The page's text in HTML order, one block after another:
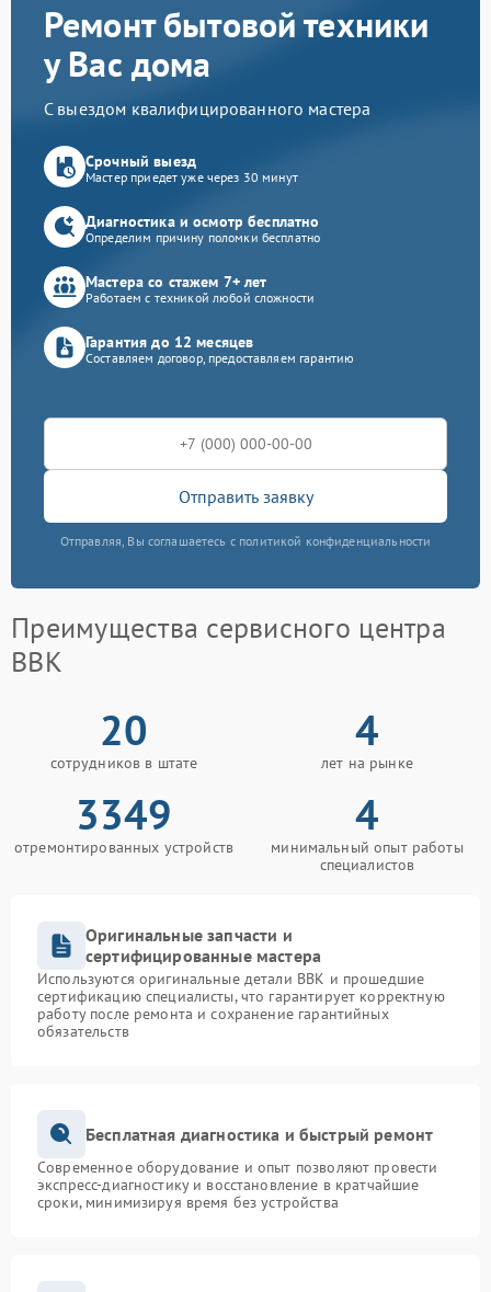
Ремонт бытовой техники
у Вас дома
С выездом квалифицированного мастера
Срочный выезд
Мастер приедет уже через 30 минут
Диагностика и осмотр бесплатно
Определим причину поломки бесплатно
Мастера со стажем 7+ лет
Работаем с техникой любой сложности
Гарантия до 12 месяцев
Составляем договор, предоставляем гарантию
Отправить заявку
Отправляя, Вы соглашаетесь с политикой конфиденциальности
Преимущества сервисного центра
BBK
20
сотрудников в штате
4
лет на рынке
3349
отремонтированных устройств
4
минимальный опыт работы
специалистов
Оригинальные запчасти и
сертифицированные мастера
Используются оригинальные детали BBK и прошедшие
сертификацию специалисты, что гарантирует корректную
работу после ремонта и сохранение гарантийных
обязательств
Бесплатная диагностика и быстрый ремонт
Современное оборудование и опыт позволяют провести
экспресс-диагностику и восстановление в кратчайшие
сроки, минимизируя время без устройства